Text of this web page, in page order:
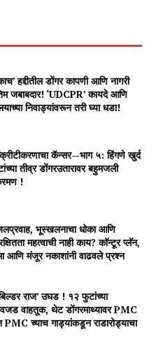
हद्दीतील डोंगर कापणी आणि नागरी
जबाबदार! ‘UDCPR’ कायदे आणि
निवाड्यांवरून तरी घ्या धडा!
कॅन्सर—भाग ५: हिंगणे खुर्द
तीव्र डोंगरउतारावर बहुमजली
!
भूस्खलनाचा धोका आणि
महत्वाची नाही काय? कॉन्टूर प्लॅन,
आणि मंजूर नकाशांनी वाढवले प्रश्न
राज’ उघड ! १२ फुटांच्या
वाहतूक, थेट डोंगरमाथ्यावर PMC
च्याच गाड्यांकडून राडारोड्याचा